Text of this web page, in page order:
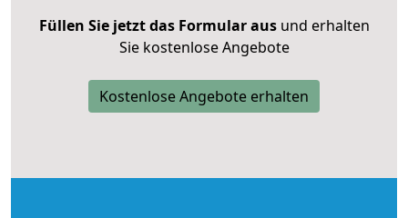
Füllen Sie jetzt das Formular ausund erhalten
Sie kostenlose Angebote
Kostenlose Angebote erhalten